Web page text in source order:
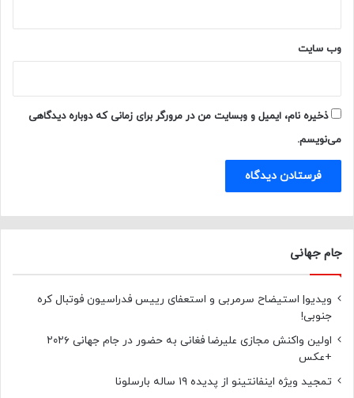
وب‌ سایت
ذخیره نام، ایمیل و وبسایت من در مرورگر برای زمانی که دوباره دیدگاهی
می‌نویسم.
جام جهانی
ویدیو| استیضاح سرمربی و استعفای رییس فدراسیون فوتبال کره
جنوبی!
اولین واکنش مجازی علیرضا فغانی به حضور در جام جهانی ۲۰۲۶
+عکس
تمجید ویژه اینفانتینو از پدیده ۱۹ ساله بارسلونا